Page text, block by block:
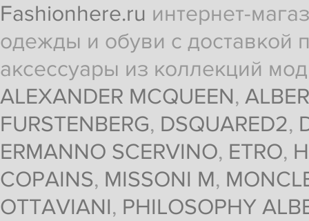
Fashionhere.ru интернет-
одежды и обуви с доставкой
аксессуары из коллекций
ALEXANDER MCQUEEN,
FURSTENBERG, DSQUARED2,
ERMANNO SCERVINO, ETRO,
COPAINS, MISSONI M,
OTTAVIANI, PHILOSOPHY